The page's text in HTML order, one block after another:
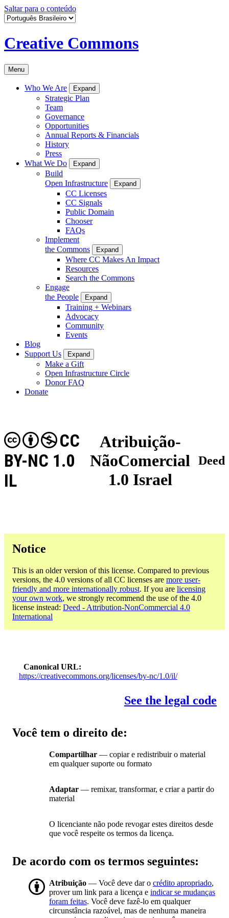
Saltar para o conteúdo
Creative Commons
Menu
Who We Are Expand
Strategic Plan
Team
Governance
Opportunities
Annual Reports & Financials
History
Press
What We Do
Expand
Build
Open Infrastructure
Expand
CC Licenses
CC Signals
Public Domain
Chooser
FAQs
Implement
the Commons
Expand
Where CC Makes An Impact
Resources
Search the Commons
Engage
the People
Expand
Training + Webinars
Advocacy
Community
Events
Blog
Support Us
Expand
Make a Gift
Open Infrastructure Circle
Donor FAQ
Donate
Atribuição-
NãoComercial
1.0 Israel
CC
BY-NC 1.0
IL
Deed
Notice
This is an older version of this license. Compared to previous
versions, the 4.0 versions of all CC licenses are more user-
friendly and more internationally robust. If you are licensing
your own work, we strongly recommend the use of the 4.0
license instead: Deed - Attribution-NonCommercial 4.0
International
Canonical URL
https://creativecommons.org/licenses/by-nc/1.0/il/
See the legal code
Você tem o direito de:
Compartilhar — copiar e redistribuir o material
em qualquer suporte ou formato
Adaptar — remixar, transformar, e criar a partir do
material
O licenciante não pode revogar estes direitos desde
que você respeite os termos da licença.
De acordo com os termos seguintes:
Atribuição — Você deve dar o crédito apropriado,
prover um link para a licença e indicar se mudanças
foram feitas. Você deve fazê-lo em qualquer
circunstância razoável, mas de nenhuma maneira